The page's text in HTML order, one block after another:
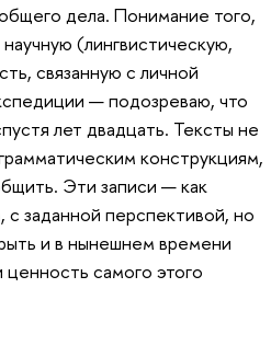
дела. Понимание того,
(лингвистическую,
связанную с личной
— подозреваю, что
лет двадцать. Тексты не
конструкциям,
Эти записи — как
заданной перспективой, но
и в нынешнем времени
самого этого